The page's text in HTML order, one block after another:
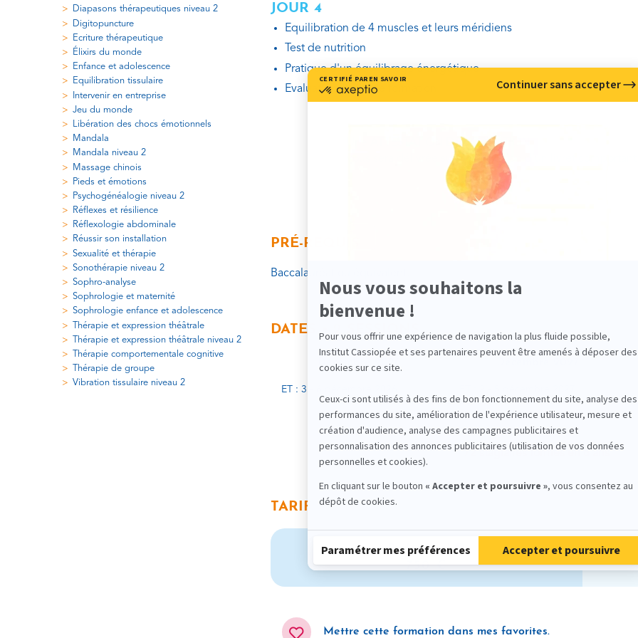
Diapasons thérapeutiques niveau 2
Digitopuncture
Ecriture thérapeutique
Élixirs du monde
Enfance et adolescence
Equilibration tissulaire
Intervenir en entreprise
Jeu du monde
Libération des chocs émotionnels
Mandala
Mandala niveau 2
Massage chinois
Pieds et émotions
Psychogénéalogie niveau 2
Réflexes et résilience
Réflexologie abdominale
Réussir son installation
Sexualité et thérapie
Sonothérapie niveau 2
Sophro-analyse
Sophrologie et maternité
Sophrologie enfance et adolescence
Thérapie et expression théâtrale
Thérapie et expression théâtrale niveau 2
Thérapie comportementale cognitive
Thérapie de groupe
Vibration tissulaire niveau 2
JOUR 4
Equilibration de 4 muscles et leurs méridiens
Test de nutrition
Pratique d'un équilibrage énergétique
Evaluation de fin de formation
ATTESTATION DE FORMATION
vous sera délivrée sur présentation
PRÉ-REQUIS
Baccalauréat ou équivalent.
DATES • 2 SESSIONS
Décembre 2026
ET : 3 - 6 décembre 2026
72 stagiaires formés en 6 ans
TARIF
Préférentiel
750
Mettre cette formation dans mes favorites.